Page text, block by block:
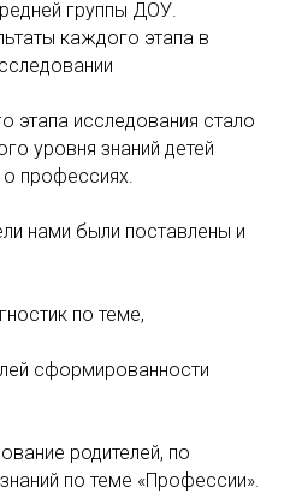
группы ДОУ.
каждого этапа в
этапа исследования стало
уровня знаний детей
профессиях.
нами были поставлены и
по теме,
сформированности
родителей, по
по теме «Профессии».